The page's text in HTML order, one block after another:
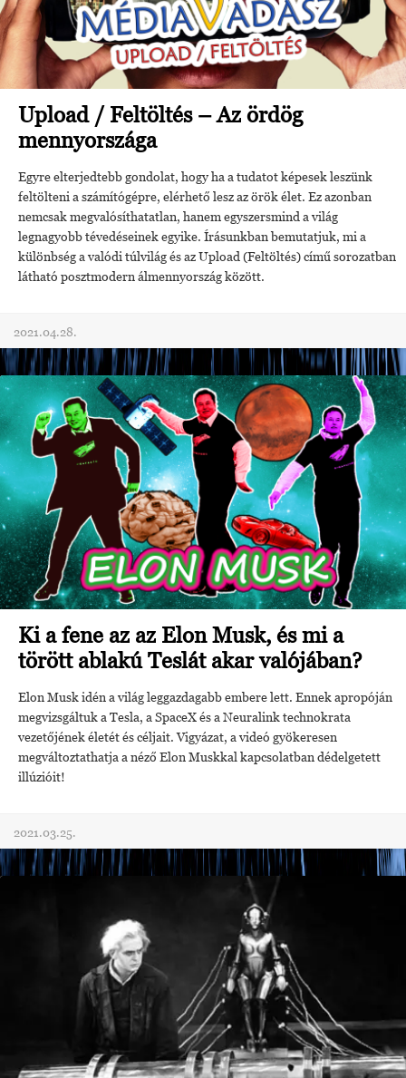
Upload / Feltöltés – Az ördög
mennyországa
Egyre elterjedtebb gondolat, hogy ha a tudatot képesek leszünk
feltölteni a számítógépre, elérhető lesz az örök élet. Ez azonban
nemcsak megvalósíthatatlan, hanem egyszersmind a világ
legnagyobb tévedéseinek egyike. Írásunkban bemutatjuk, mi a
különbség a valódi túlvilág és az Upload (Feltöltés) című sorozatban
látható posztmodern álmennyország között.
2021.04.28.
Ki a fene az az Elon Musk, és mi a
törött ablakú Teslát akar valójában?
Elon Musk idén a világ leggazdagabb embere lett. Ennek apropóján
megvizsgáltuk a Tesla, a SpaceX és a Neuralink technokrata
vezetőjének életét és céljait. Vigyázat, a videó gyökeresen
megváltoztathatja a néző Elon Muskkal kapcsolatban dédelgetett
illúzióit!
2021.03.25.